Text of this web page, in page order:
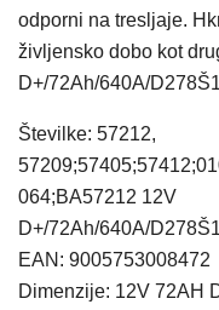
odporni na tresljaje.
življensko dobo kot
D+/72Ah/640A/
Številke: 57212,
064;BA57212 12V
D+/72Ah/640A/
EAN: 9005753008472
Dimenzije: 12V 72AH